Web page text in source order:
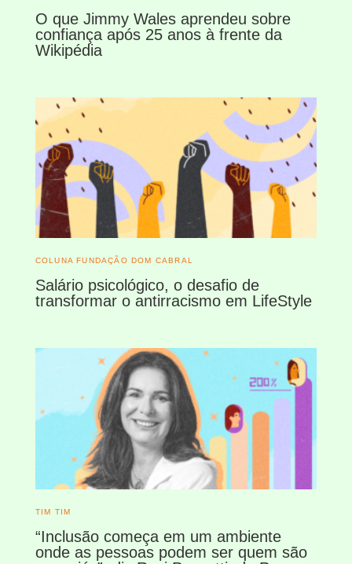
O que Jimmy Wales aprendeu sobre
confiança após 25 anos à frente da
Wikipédia
COLUNA FUNDAÇÃO DOM CABRAL
Salário psicológico, o desafio de
transformar o antirracismo em LifeStyle
TIM TIM
“Inclusão começa em um ambiente
onde as pessoas podem ser quem são